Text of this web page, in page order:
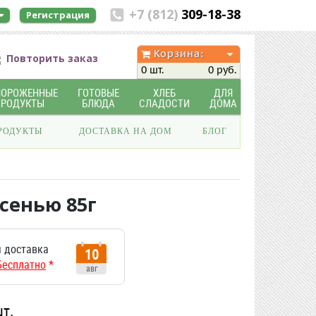
+7 (812) 309-18-38
Регистрация
Повторить заказ
Корзина:
0 шт.
0 руб.
ГОТОВЫЕ
БЛЮДА
ХЛЕБ
СЛАДОСТИ
ДЛЯ
ДОМА
ДОСТАВКА НА ДОМ БЛОГ
85г
*
10
авг